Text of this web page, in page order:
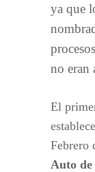
ya que
no eran
El
Febrero
Auto de